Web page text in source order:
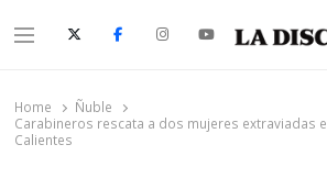
Menu
Home
Ñuble
Carabineros rescata a dos mujeres extraviadas
Calientes